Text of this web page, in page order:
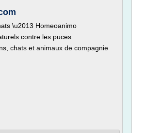
\u2013 Homeoanimo
contre les puces
chats et animaux de compagnie